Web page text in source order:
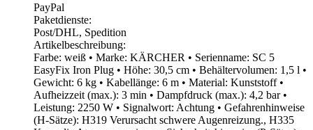
PayPal
Paketdienste:
Post/DHL, Spedition
Artikelbeschreibung:
Farbe: weiß • Marke: KÄRCHER • Serienname: SC 5
EasyFix Iron Plug • Höhe: 30,5 cm • Behältervolumen: 1,5 l •
Gewicht: 6 kg • Kabellänge: 6 m • Material: Kunststoff •
Aufheizzeit (max.): 3 min • Dampfdruck (max.): 4,2 bar •
Leistung: 2250 W • Signalwort: Achtung • Gefahrenhinweise
(H-Sätze): H319 Verursacht schwere Augenreizung., H335